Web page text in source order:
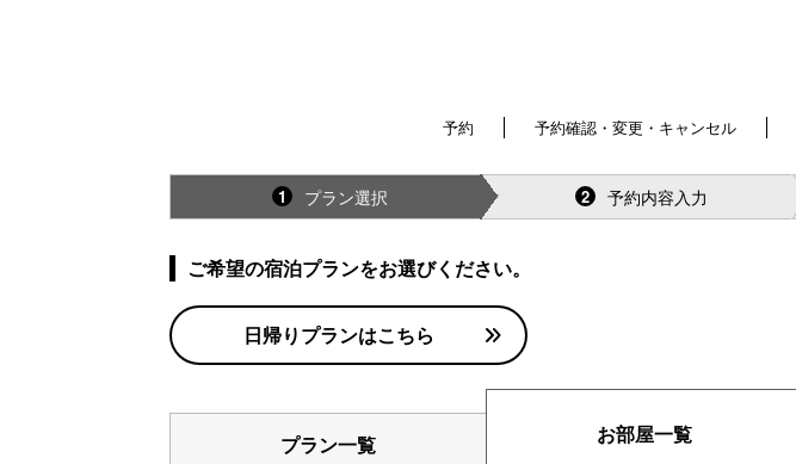
予約 予約確認・変更・キャンセル
1 プラン選択 2 予約内容入力
ご希望の宿泊プランをお選びください。
日帰りプランはこちら
プラン一覧 お部屋一覧